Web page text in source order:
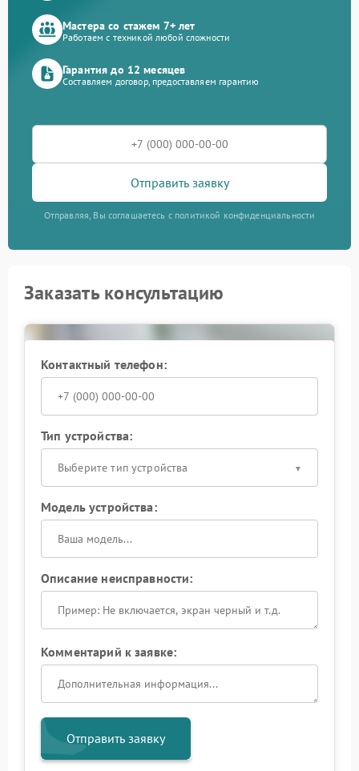
Мастера со стажем 7+ лет
Работаем с техникой любой сложности
Гарантия до 12 месяцев
Составляем договор, предоставляем гарантию
Отправить заявку
Отправляя, Вы соглашаетесь с политикой конфиденциальности
Заказать консультацию
Контактный телефон:
Тип устройства:
Выберите тип устройства
Модель устройства:
Описание неисправности:
Комментарий к заявке:
Отправить заявку